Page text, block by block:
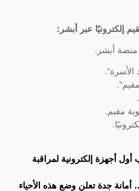
إلكترونيًا عبر أبشر:
أبشر.
الأسرة”.
مقيم.
أول أجهزة إلكترونية لمراقبة
جدة تعلن وضع هذه الأحياء